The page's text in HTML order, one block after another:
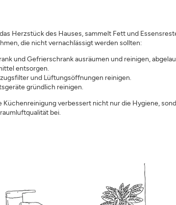
Herzstück des Hauses, sammelt Fett und
die nicht vernachlässigt werden sollten:
und Gefrierschrank ausräumen und reinigen,
entsorgen.
und Lüftungsöffnungen reinigen.
gründlich reinigen.
Küchenreinigung verbessert nicht nur die Hygiene,
bei.